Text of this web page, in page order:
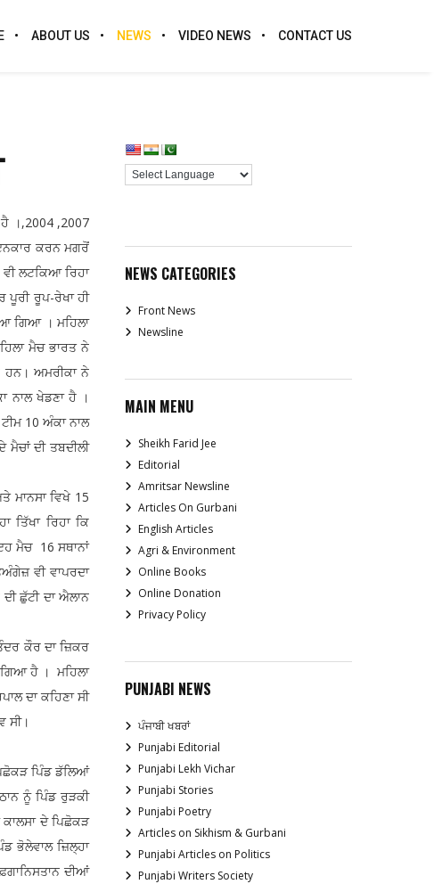
ABOUT US NEWS VIDEO NEWS CONTACT US
।,2004 ,2007
ਕਰਨ ਮਗਰੋਂ
ਲਟਕਿਆ ਰਿਹਾ
ਰੂਪ-ਰੇਖਾ ਹੀ
ਗਿਆ । ਮਹਿਲਾ
ਮੈਚ ਭਾਰਤ ਨੇ
ਅਮਰੀਕਾ ਨੇ
ਨਾਲ ਖੇਡਣਾ ਹੈ ।
10 ਅੰਕਾ ਨਾਲ
ਦੀ ਤਬਦੀਲੀ
ਵਿਖੇ 15
ਰਿਹਾ ਕਿ
ਮੈਚ 16 ਸਥਾਨਾਂ
ਵੀ ਵਾਪਰਦਾ
ਛੁੱਟੀ ਦਾ ਐਲਾਨ
ਕੌਰ ਦਾ ਜ਼ਿਕਰ
ਹੈ । ਮਹਿਲਾ
ਦਾ ਕਹਿਣਾ ਸੀ
ਸੀ।
ਪਿੰਡ ਡੱਲਿਆਂ
ਨੂੰ ਪਿੰਡ ਰੁੜਕੀ
ਦੇ ਪਿਛੋਕੜ
ਭੋਲੇਵਾਲ ਜ਼ਿਲ੍ਹਾ
ਦੀਆਂ
NEWS CATEGORIES
Front News
Newsline
MAIN MENU
Sheikh Farid Jee
Editorial
Amritsar Newsline
Articles On Gurbani
English Articles
Agri & Environment
Online Books
Online Donation
Privacy Policy
PUNJABI NEWS
ਪੰਜਾਬੀ ਖਬਰਾਂ
Punjabi Editorial
Punjabi Lekh Vichar
Punjabi Stories
Punjabi Poetry
Articles on Sikhism & Gurbani
Punjabi Articles on Politics
Punjabi Writers Society